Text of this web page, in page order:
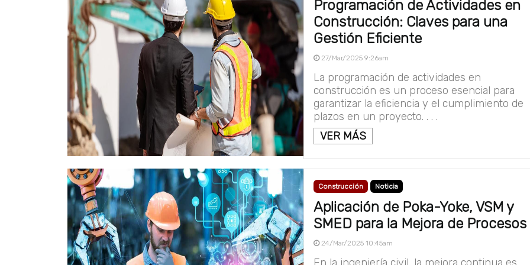
Programación de Actividades en
Construcción: Claves para una
Gestión Eficiente
27/Mar/2025 9:26am
La programación de actividades en
construcción es un proceso esencial para
garantizar la eficiencia y el cumplimiento de
plazos en un proyecto. . . .
VER MÁS
Construcción Noticia
Aplicación de Poka-Yoke, VSM y
SMED para la Mejora de Procesos
24/Mar/2025 10:45am
En la ingeniería civil, la mejora continua es